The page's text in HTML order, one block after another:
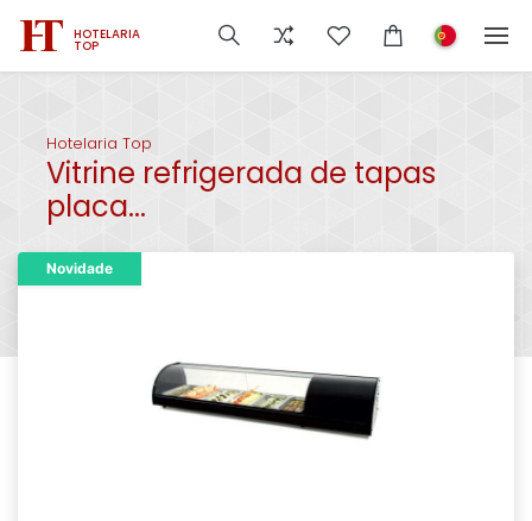
HOTELARIA
TOP
Hotelaria Top
Vitrine refrigerada de tapas
placa...
Novidade